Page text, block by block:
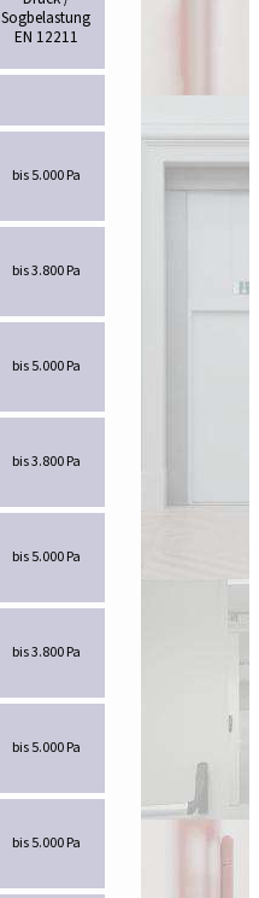
Sogbelastung
EN 12211
bis 5.000 Pa
bis 3.800 Pa
bis 5.000 Pa
bis 3.800 Pa
bis 5.000 Pa
bis 3.800 Pa
bis 5.000 Pa
bis 5.000 Pa